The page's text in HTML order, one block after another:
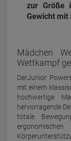
zur Größe
Gewicht mit
Mädchen
Wettkampf
DerJunior
mit einem
hochwertige
hervorragende
totale